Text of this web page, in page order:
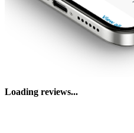
Loading reviews...